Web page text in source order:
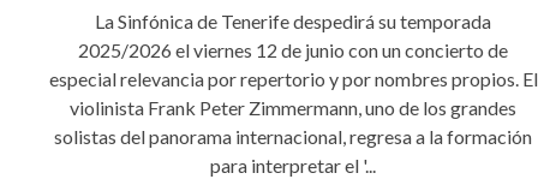
La Sinfónica de Tenerife despedirá su temporada
2025/2026 el viernes 12 de junio con un concierto de
especial relevancia por repertorio y por nombres propios. El
violinista Frank Peter Zimmermann, uno de los grandes
solistas del panorama internacional, regresa a la formación
para interpretar el '...